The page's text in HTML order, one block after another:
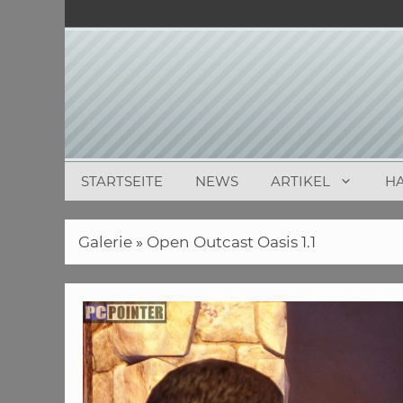
Inhalt
STARTSEITE NEWS ARTIKEL
Galerie » Open Outcast Oasis 1.1